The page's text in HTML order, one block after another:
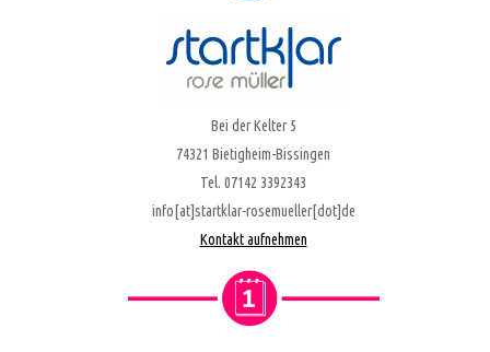
Bei der Kelter 5
74321 Bietigheim-Bissingen
Tel. 07142 3392343
info[at]startklar-rosemueller[dot]de
Kontakt aufnehmen